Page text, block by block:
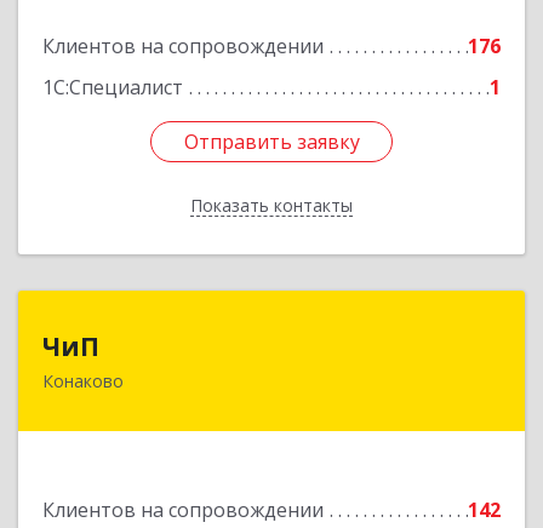
Клиентов на сопровождении
176
1С:Специалист
1
Отправить заявку
Показать контакты
Подробнее
Отправить заявку
Назад
ЧиП
Конаково
Клиентов на сопровождении
142
171255, Тверская обл, Конаковский р-н,